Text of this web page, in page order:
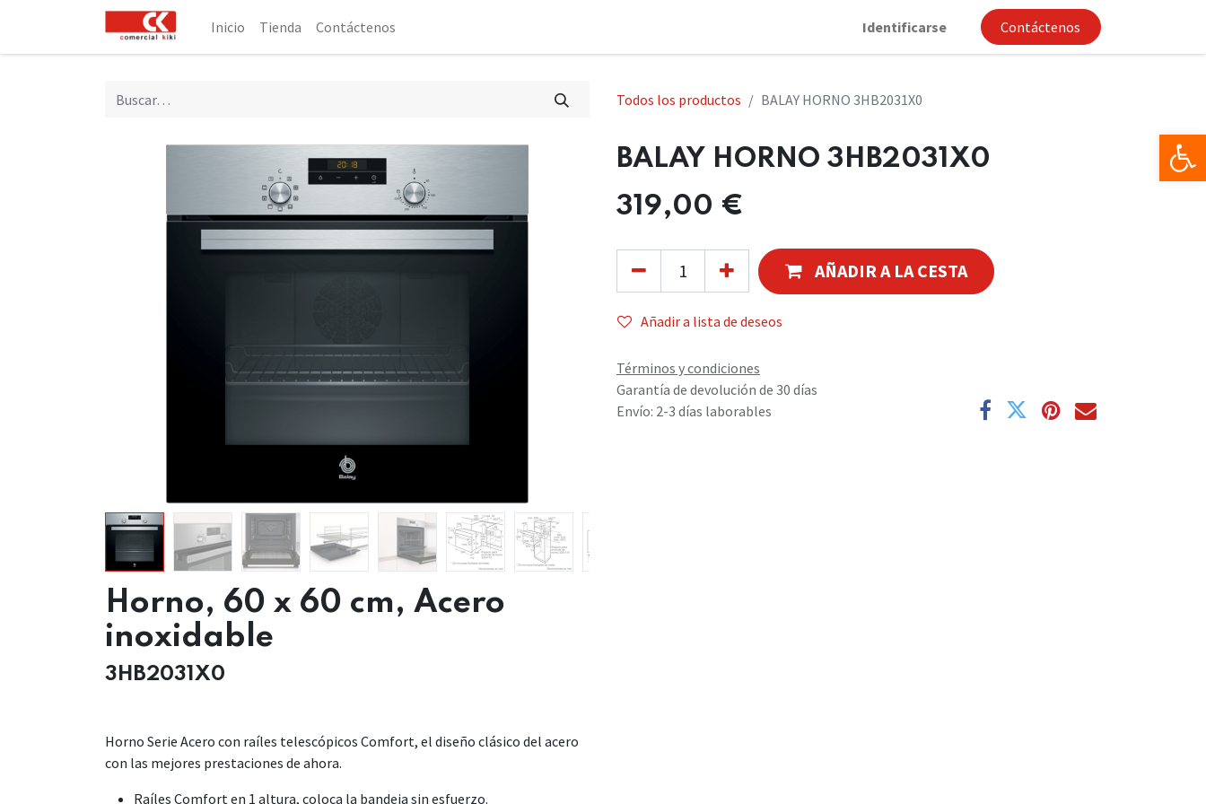
Inicio Tienda Contáctenos Identificarse Contáctenos
Todos los productos BALAY HORNO 3HB2031X0
Horno, 60 x 60 cm, Acero
inoxidable
3HB2031X0
Horno Serie Acero con raíles telescópicos Comfort, el diseño clásico del acero
con las mejores prestaciones de ahora.
Raíles Comfort en 1 altura, coloca la bandeja sin esfuerzo.
BALAY HORNO 3HB2031X0
319,00 €
AÑADIR A LA CESTA
Añadir a lista de deseos
Términos y condiciones
Garantía de devolución de 30 días
Envío: 2-3 días laborables